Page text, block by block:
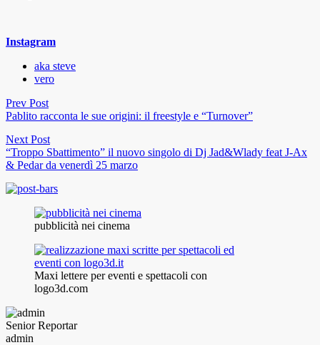
Instagram
aka steve
vero
Prev Post
Pablito racconta le sue origini: il freestyle e “Turnover”
Next Post
“Troppo Sbattimento” il nuovo singolo di Dj Jad&Wlady feat J-Ax
& Pedar da venerdì 25 marzo
pubblicità nei cinema
Maxi lettere per eventi e spettacoli con
logo3d.com
Senior Reportar
admin